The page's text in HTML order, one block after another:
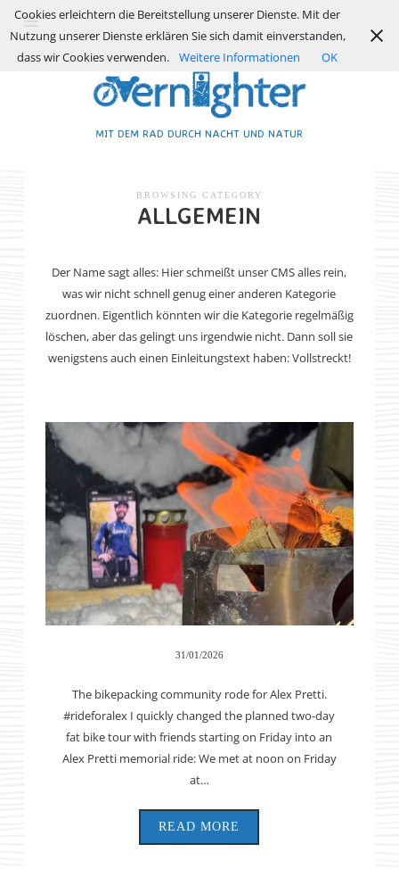
MIT DEM RAD DURCH NACHT UND NATUR
BROWSING CATEGORY
ALLGEMEIN
Der Name sagt alles: Hier schmeißt unser CMS alles rein,
was wir nicht schnell genug einer anderen Kategorie
zuordnen. Eigentlich könnten wir die Kategorie regelmäßig
löschen, aber das gelingt uns irgendwie nicht. Dann soll sie
wenigstens auch einen Einleitungstext haben: Vollstreckt!
31/01/2026
The bikepacking community rode for Alex Pretti.
#rideforalex I quickly changed the planned two-day
fat bike tour with friends starting on Friday into an
Alex Pretti memorial ride: We met at noon on Friday
at…
READ MORE
Cookies erleichtern die Bereitstellung unserer Dienste. Mit der
Nutzung unserer Dienste erklären Sie sich damit einverstanden,
dass wir Cookies verwenden.
Weitere Informationen OK